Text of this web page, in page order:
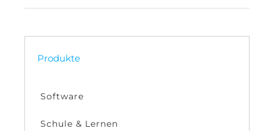
Preis
Preis
Produkte
Software
Schule & Lernen